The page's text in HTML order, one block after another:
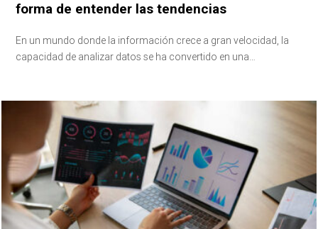
forma de entender las tendencias
En un mundo donde la información crece a gran velocidad, la
capacidad de analizar datos se ha convertido en una…